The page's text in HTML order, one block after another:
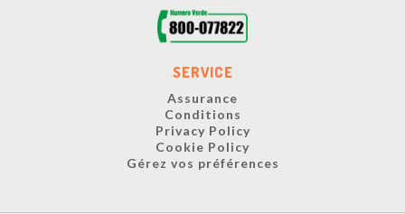
SERVICE
Assurance
Conditions
Privacy Policy
Cookie Policy
Gérez vos préférences